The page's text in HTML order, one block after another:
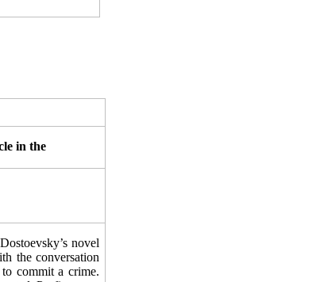
in the
novel
the conversation
commit a crime.